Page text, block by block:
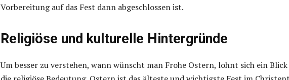
Vorbereitung auf das Fest dann abgeschlossen ist.
Religiöse und kulturelle Hintergründe
Um besser zu verstehen, wann wünscht man Frohe Ostern, lohnt sich ein